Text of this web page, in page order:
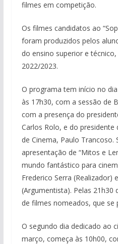
filmes em competição.
Os filmes candidatos ao
foram produzidos pelos
do ensino superior e
2022/2023.
O programa tem início no
às 17h30, com a sessão de
com a presença do
Carlos Rolo, e do presidente
de Cinema, Paulo Trancoso.
apresentação de “Mitos e
mundo fantástico para
Frederico Serra (Realizador)
(Argumentista). Pelas 21h30
de filmes nomeados, que se
O segundo dia dedicado ao
março, começa às 10h00,